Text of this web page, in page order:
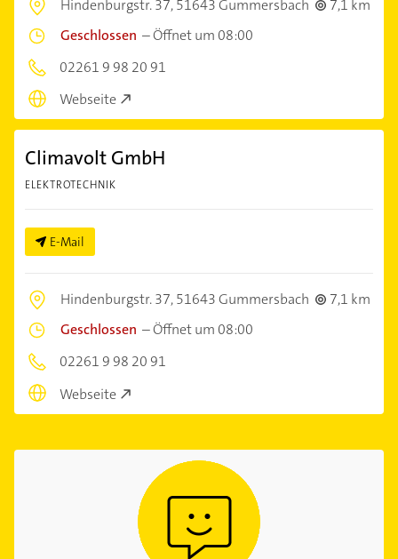
Hindenburgstr. 37,51643 Gummersbach
7,1 km
Geschlossen –Öffnet um 08:00
02261 9 98 20 91
Webseite
Climavolt GmbH
ELEKTROTECHNIK
E-Mail
Hindenburgstr. 37,51643 Gummersbach
7,1 km
Geschlossen –Öffnet um 08:00
02261 9 98 20 91
Webseite